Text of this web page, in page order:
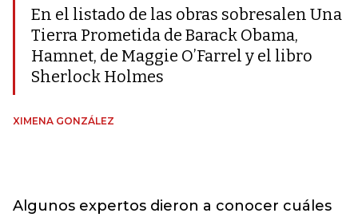
En el listado de las obras sobresalen Una
Tierra Prometida de Barack Obama,
Hamnet, de Maggie O’Farrel y el libro
Sherlock Holmes
XIMENA GONZÁLEZ
Algunos expertos dieron a conocer cuáles